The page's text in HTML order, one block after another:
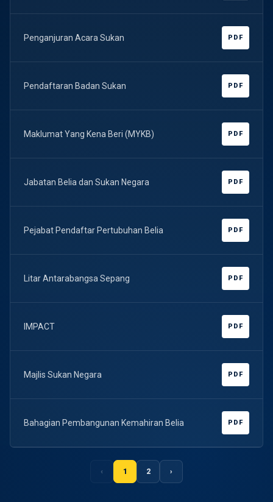
Penganjuran Acara Sukan PDF
Pendaftaran Badan Sukan PDF
Maklumat Yang Kena Beri (MYKB) PDF
Jabatan Belia dan Sukan Negara PDF
Pejabat Pendaftar Pertubuhan Belia PDF
Litar Antarabangsa Sepang PDF
IMPACT PDF
Majlis Sukan Negara PDF
Bahagian Pembangunan Kemahiran Belia PDF
‹ 1 2 ›